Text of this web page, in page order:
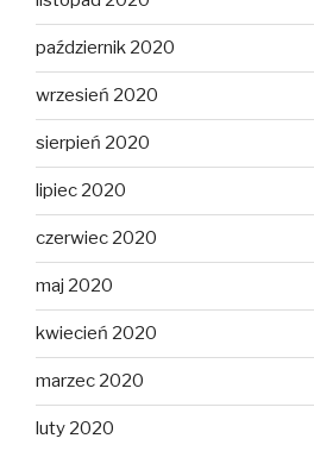
październik 2020
wrzesień 2020
sierpień 2020
lipiec 2020
czerwiec 2020
maj 2020
kwiecień 2020
marzec 2020
luty 2020